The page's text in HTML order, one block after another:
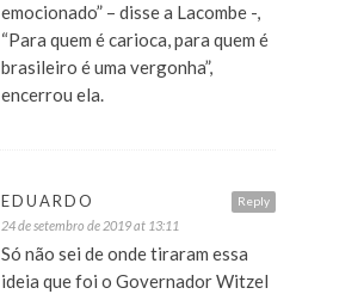
emocionado” – disse a Lacombe -,
“Para quem é carioca, para quem é
brasileiro é uma vergonha”,
encerrou ela.
Reply
EDUARDO
24 de setembro de 2019 at 13:11
Só não sei de onde tiraram essa
ideia que foi o Governador Witzel